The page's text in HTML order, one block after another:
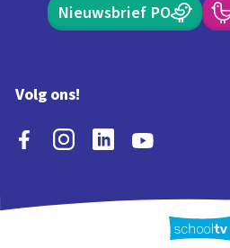
Nieuwsbrief PO
Volg ons!